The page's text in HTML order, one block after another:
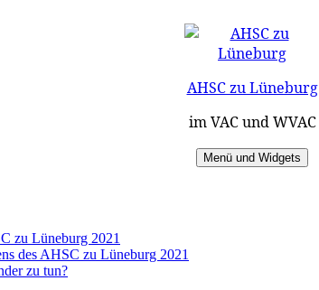
AHSC zu Lüneburg
im VAC und WVAC
Menü und Widgets
zu Lüneburg 2021
des AHSC zu Lüneburg 2021
zu tun?